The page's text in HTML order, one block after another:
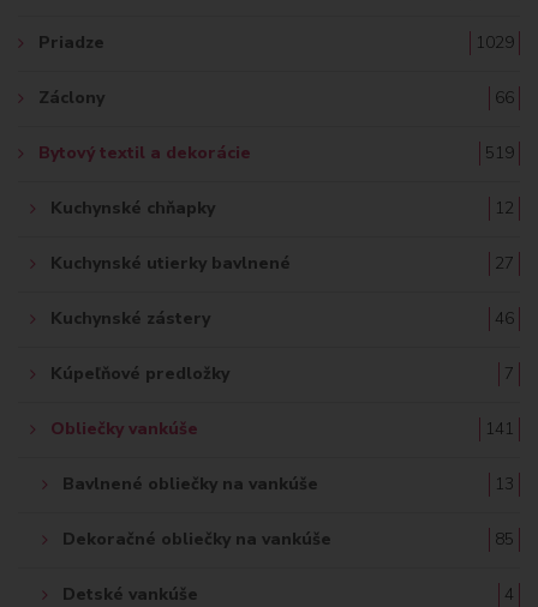
Priadze 1029
Záclony 66
Bytový textil a dekorácie 519
Kuchynské chňapky 12
Kuchynské utierky bavlnené 27
Kuchynské zástery 46
Kúpeľňové predložky 7
Obliečky vankúše 141
Bavlnené obliečky na vankúše 13
Dekoračné obliečky na vankúše 85
Detské vankúše 4